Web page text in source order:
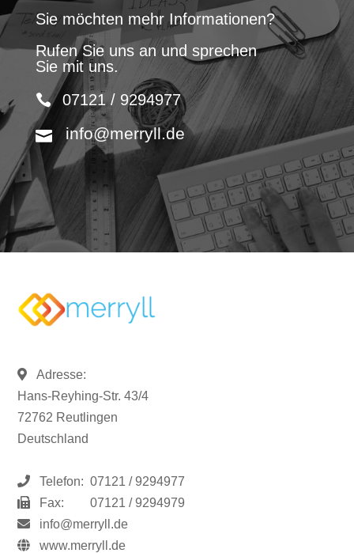
Sie möchten mehr Informationen?
Rufen Sie uns an und sprechen
Sie mit uns.
07121 / 9294977
info@merryll.de
Adresse:
Hans-Reyhing-Str. 43/4
72762 Reutlingen
Deutschland
Telefon: 07121 / 9294977
Fax:
07121 / 9294979
info@merryll.de
www.merryll.de